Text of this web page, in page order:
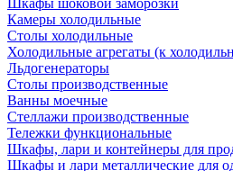
Шкафы шоковой заморозки
Камеры холодильные
Столы холодильные
Холодильные агрегаты (к
Льдогенераторы
Столы производственные
Ванны моечные
Стеллажи производственные
Тележки функциональные
Шкафы, лари и контейнеры для
Шкафы и лари металлические для